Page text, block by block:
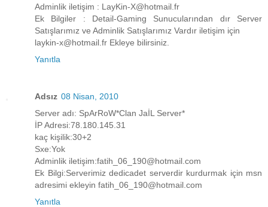
Adminlik iletişim : LayKin-X@hotmail.fr
Ek Bilgiler : Detail-Gaming Sunucularından dır Server
Satışlarımız ve Adminlik Satışlarımız Vardır iletişim için
laykin-x@hotmail.fr Ekleye bilirsiniz.
Yanıtla
Adsız 08 Nisan, 2010
Server adı: SpArRoW*Clan JaİL Server*
İP Adresi:78.180.145.31
kaç kişilik:30+2
Sxe:Yok
Adminlik iletişim:fatih_06_190@hotmail.com
Ek Bilgi:Serverimiz dedicadet serverdir kurdurmak için msn
adresimi ekleyin fatih_06_190@hotmail.com
Yanıtla